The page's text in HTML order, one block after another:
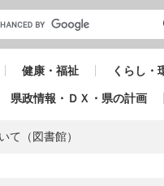
本文へ
健康・福祉 くらし・
県政情報・ＤＸ・県の計画
て（図書館）